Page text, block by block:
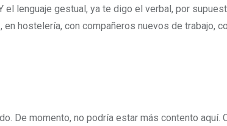
lenguaje gestual, ya te digo el verbal, por
hostelería, con compañeros nuevos de trabajo,
De momento, no podría estar más contento